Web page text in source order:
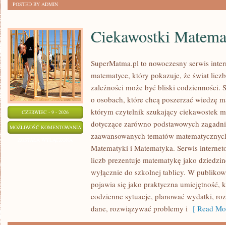
POSTED BY ADMIN
CZERWIEC - 9 - 2026
MOŻLIWOŚĆ KOMENTOWANIA CIEKAWOSTKI
MATEMATYCZNE
Ciekawostki
SuperMatma.pl to nowoczesny serwis
matematyce, który pokazuje, że świat
zależności może być bliski codzienności.
o osobach, które chcą poszerzać wiedzę
którym czytelnik szukający ciekawostek
dotyczące zarówno podstawowych
zaawansowanych tematów
Matematyki i Matematyka. Serwis
liczb prezentuje matematykę jako
wyłącznie do szkolnej tablicy. W
pojawia się jako praktyczna umiejętność,
codzienne sytuacje, planować wydatki,
dane, rozwiązywać problemy i [ Read